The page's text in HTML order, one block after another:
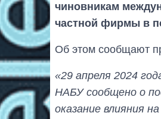
чиновникам
частной фирмы в
Об этом сообщают
«29 апреля 2024
НАБУ сообщено о
оказание влияния